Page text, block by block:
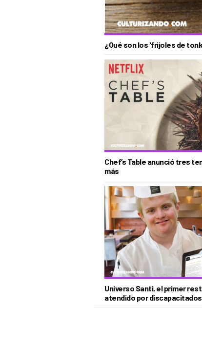
¿Qué son los 'frijoles de
Chef’s Table anunció tres
más
Universo Santi, el primer
atendido por discapacitados